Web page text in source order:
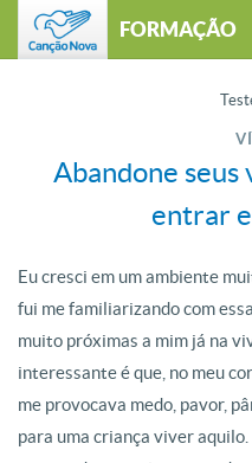
FORMAÇÃO
Abandone seus
entrar
Eu cresci em um ambiente
fui me familiarizando com
muito próximas a mim já na
interessante é que, no meu
me provocava medo, pavor,
para uma criança viver